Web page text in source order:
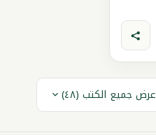
عرض جميع الكتب (٤٨)